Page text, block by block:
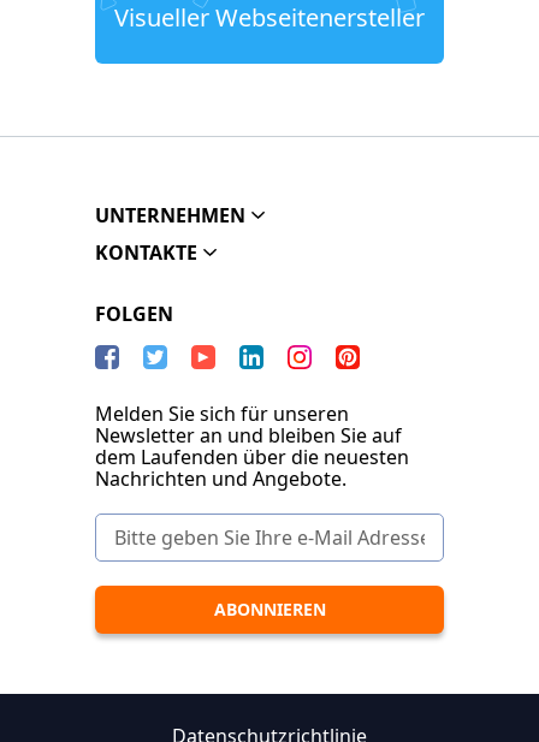
Visueller Webseitenersteller
UNTERNEHMEN
KONTAKTE
FOLGEN
Melden Sie sich für unseren
Newsletter an und bleiben Sie auf
dem Laufenden über die neuesten
Nachrichten und Angebote.
Datenschutzrichtlinie